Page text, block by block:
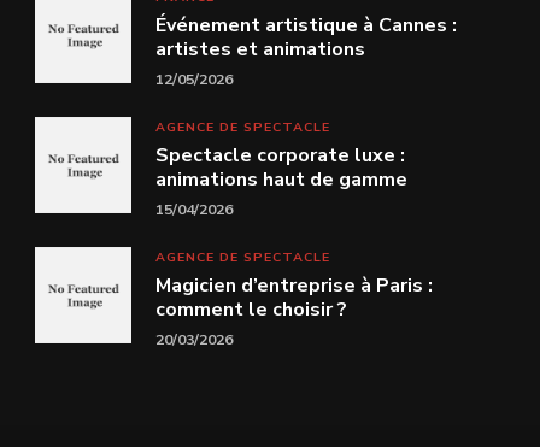
Événement artistique à Cannes :
artistes et animations
12/05/2026
AGENCE DE SPECTACLE
Spectacle corporate luxe :
animations haut de gamme
15/04/2026
AGENCE DE SPECTACLE
Magicien d’entreprise à Paris :
comment le choisir ?
20/03/2026